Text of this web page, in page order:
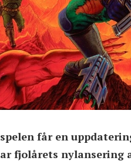
får en
fjolårets nylansering